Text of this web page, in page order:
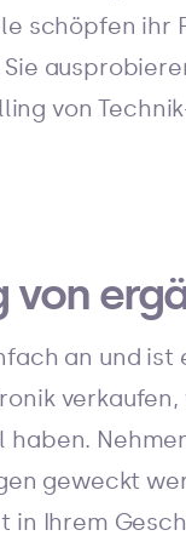
schöpfen ihr
von
von
an und
geweckt
in Ihrem